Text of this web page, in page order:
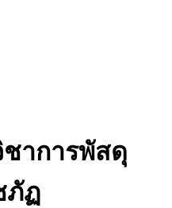
าการพัสดุ
ภัฏ